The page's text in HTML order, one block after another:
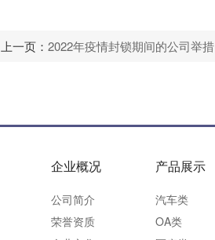
上一页： 2022年疫情封锁期间的公司举措
企业概况
公司简介
荣誉资质
产品展示
汽车类
OA类